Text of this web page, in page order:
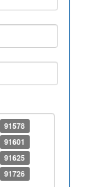
91578
91601
91625
91726